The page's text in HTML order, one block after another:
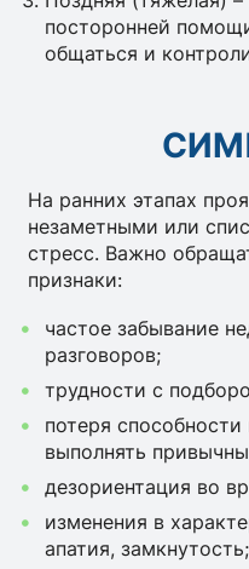
посторонней
общаться и
На ранних этапах
незаметными или
стресс. Важно
признаки:
частое забывание
разговоров;
трудности с
потеря
выполнять
дезориентация во
изменения в
апатия, замкнутость;